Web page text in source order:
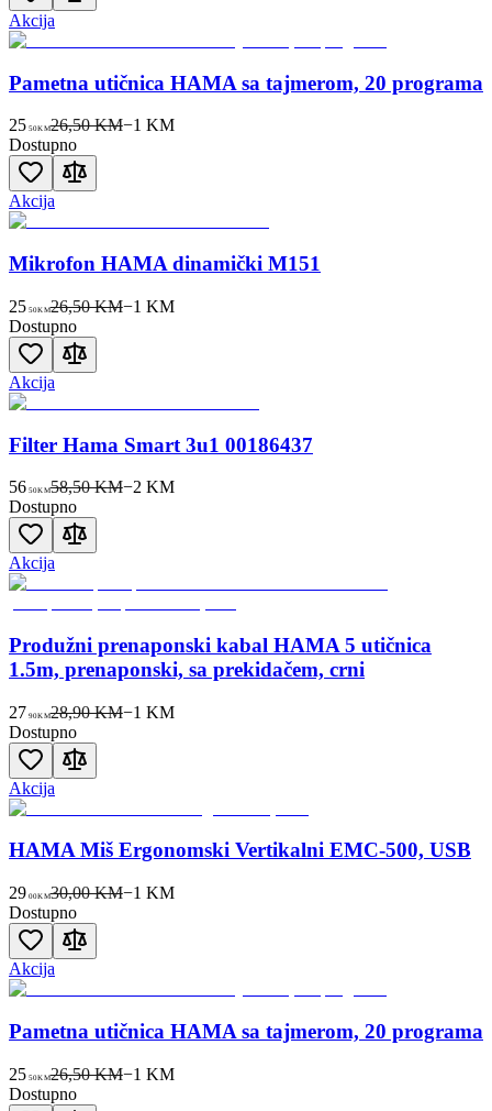
Akcija
Pametna utičnica HAMA sa tajmerom, 20 programa
25 50KM26,50 KM−1 KM
Dostupno
Akcija
Mikrofon HAMA dinamički M151
25 50KM26,50 KM−1 KM
Dostupno
Akcija
Filter Hama Smart 3u1 00186437
56 50KM58,50 KM−2 KM
Dostupno
Akcija
Produžni prenaponski kabal HAMA 5 utičnica
1.5m, prenaponski, sa prekidačem, crni
27 90KM28,90 KM−1 KM
Dostupno
Akcija
HAMA Miš Ergonomski Vertikalni EMC-500, USB
29 00KM30,00 KM−1 KM
Dostupno
Akcija
Pametna utičnica HAMA sa tajmerom, 20 programa
25 50KM26,50 KM−1 KM
Dostupno